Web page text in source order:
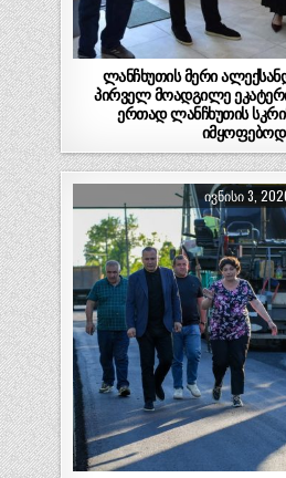
ლანჩხუთის მერი
პირველ მოადგილე
ერთად ლანჩხუთის
ლანჩხუთის
სარიშვილი პირველ
გუჯაბიძესთან ერთად
ცენტრში დაავადებათა
ᲘᲕᲜᲘᲡᲘ 3,